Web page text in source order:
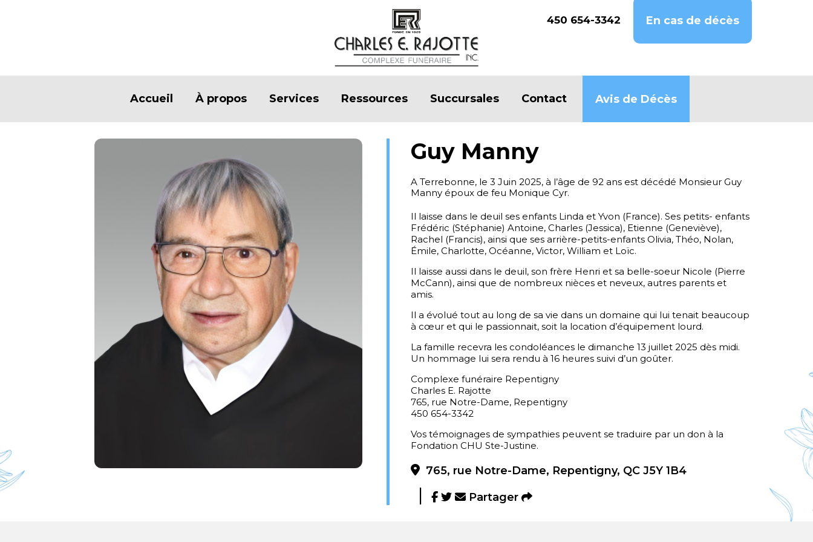
450 654-3342 En cas de décès
Accueil À propos Services Ressources Succursales Contact Avis de Décès
Guy Manny
A Terrebonne, le 3 Juin 2025, à l’âge de 92 ans est décédé Monsieur Guy
Manny époux de feu Monique Cyr.
Il laisse dans le deuil ses enfants Linda et Yvon (France). Ses petits- enfants
Frédéric (Stéphanie) Antoine, Charles (Jessica), Etienne (Geneviève),
Rachel (Francis), ainsi que ses arrière-petits-enfants Olivia, Théo, Nolan,
Émile, Charlotte, Océanne, Victor, William et Loïc.
Il laisse aussi dans le deuil, son frère Henri et sa belle-soeur Nicole (Pierre
McCann), ainsi que de nombreux nièces et neveux, autres parents et
amis.
Il a évolué tout au long de sa vie dans un domaine qui lui tenait beaucoup
à cœur et qui le passionnait, soit la location d’équipement lourd.
La famille recevra les condoléances le dimanche 13 juillet 2025 dès midi.
Un hommage lui sera rendu à 16 heures suivi d’un goûter.
Complexe funéraire Repentigny
Charles E. Rajotte
765, rue Notre-Dame, Repentigny
450 654-3342
Vos témoignages de sympathies peuvent se traduire par un don à la
Fondation CHU Ste-Justine.
765, rue Notre-Dame, Repentigny, QC J5Y 1B4
Partager